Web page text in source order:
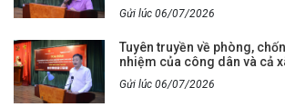
Gửi lúc 06/07/2026
Tuyên truyền về phòng,
nhiệm của công dân và cả
Gửi lúc 06/07/2026